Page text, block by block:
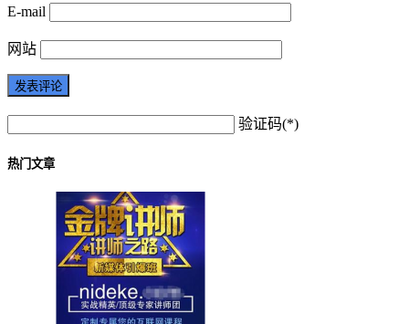
E-mail
网站
验证码(*)
热门文章